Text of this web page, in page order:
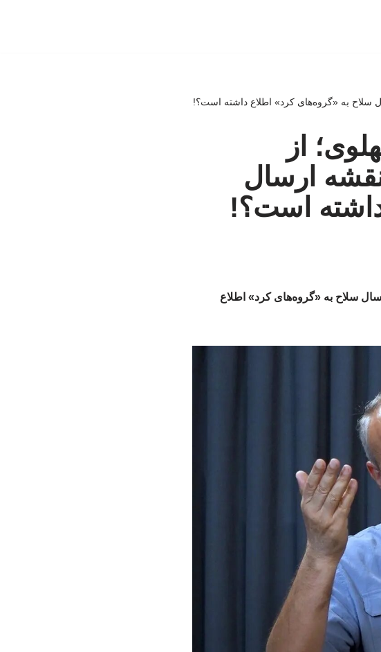
سلاح به «گروه‌های کرد» اطلاع داشته است؟!
از
نقشه ارسال
است؟!
سلاح به «گروه‌های کرد» اطلاع